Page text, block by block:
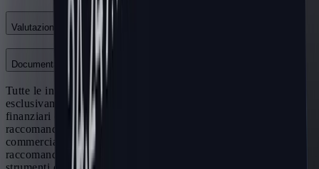
Valutazione
Documentazione
Tutte le informazioni fornite su questo sito sono destinate
esclusivamente a scopi didattici relativi al trading sui mercati
finanziari e non costituiscono in alcun modo una specifica
raccomandazione di investimento, raccomandazione
commerciale, analisi di opportunità di investimento o
raccomandazione generale simile riguardante il trading di